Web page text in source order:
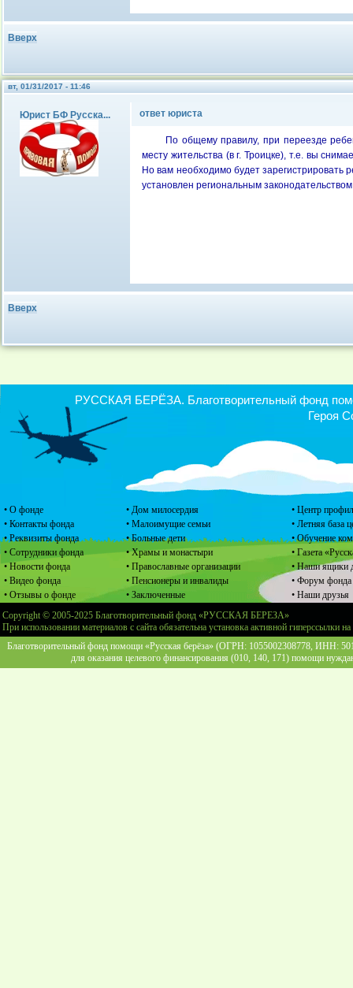
Вверх
вт, 01/31/2017 - 11:46
Юрист БФ Русска... ответ юриста
По общему правилу, при переезде
месту жительства (в г. Троицке), т.е. вы
Но вам необходимо будет зарегистрировать
установлен региональным
Вверх
• О фонде
• Контакты фонда
• Реквизиты фонда
• Сотрудники фонда
• Новости фонда
• Видео фонда
• Отзывы о фонде
• Дом милосердия
• Малоимущие семьи
• Больные дети
• Храмы и монастыри
• Православные организации
• Пенсионеры и инвалиды
• Заключенные
• Центр
• Летняя база
• Обучение
• Газета
• Наши ящики
• Форум фонда
• Наши друзья
РУССКАЯ БЕРЁЗА. Благотворительный фонд
Героя
Copyright © 2005-2025 Благотворительный фонд «РУССКАЯ БЕРЕЗА»
При использовании материалов с сайта обязательна установка активной гиперссылки
Благотворительный фонд помощи «Русская берёза» (ОГРН: 1055002308778, ИНН:
для оказания целевого финансирования (010, 140, 171) помощи